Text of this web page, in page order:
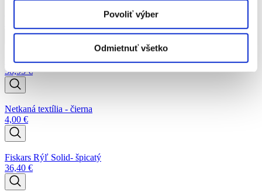
Povoliť výber
Odmietnuť všetko
WOLF-Garten ASP-E Rýľ nerezový
38,95€
Netkaná textília - čierna
4,00 €
Fiskars Rýľ Solid- špicatý
36,40 €